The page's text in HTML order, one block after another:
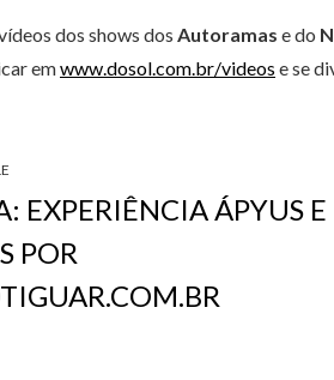
dos shows dos Autoramas e do
emwww.dosol.com.br/videos e se
EXPERIÊNCIA ÁPYUS E
POR